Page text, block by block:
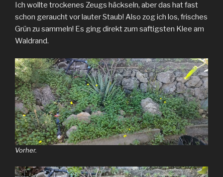
Ich wollte trockenes Zeugs häckseln, aber das hat fast
schon geraucht vor lauter Staub! Also zog ich los, frisches
Grün zu sammeln! Es ging direkt zum saftigsten Klee am
Waldrand.
Vorher.